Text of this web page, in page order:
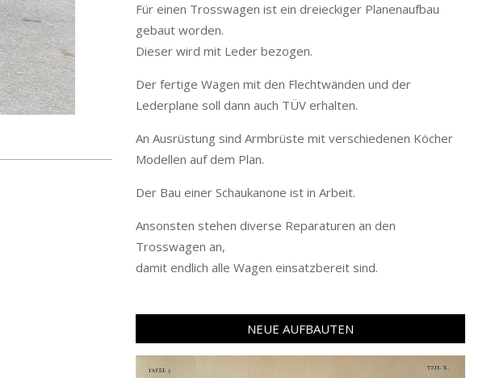
Für einen Trosswagen ist ein dreieckiger Planenaufbau
gebaut worden.
Dieser wird mit Leder bezogen.
Der fertige Wagen mit den Flechtwänden und der
Lederplane soll dann auch TÜV erhalten.
An Ausrüstung sind Armbrüste mit verschiedenen Köcher
Modellen auf dem Plan.
Der Bau einer Schaukanone ist in Arbeit.
Ansonsten stehen diverse Reparaturen an den
Trosswagen an,
damit endlich alle Wagen einsatzbereit sind.
NEUE AUFBAUTEN